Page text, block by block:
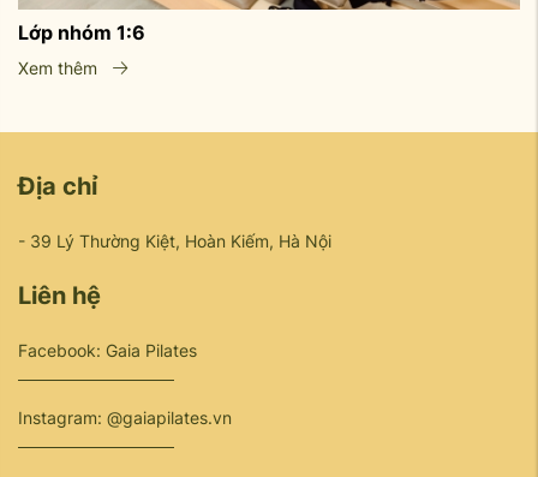
Lớp nhóm 1:6
Xem thêm
Địa chỉ
- 39 Lý Thường Kiệt, Hoàn Kiếm, Hà Nội
Liên hệ
Facebook: Gaia Pilates
Instagram: @gaiapilates.vn